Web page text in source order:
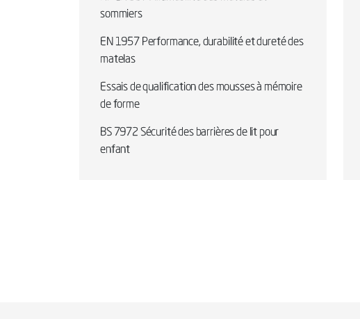
sommiers
EN 1957 Performance, durabilité et dureté des
matelas
Essais de qualification des mousses à mémoire
de forme
BS 7972 Sécurité des barrières de lit pour
enfant